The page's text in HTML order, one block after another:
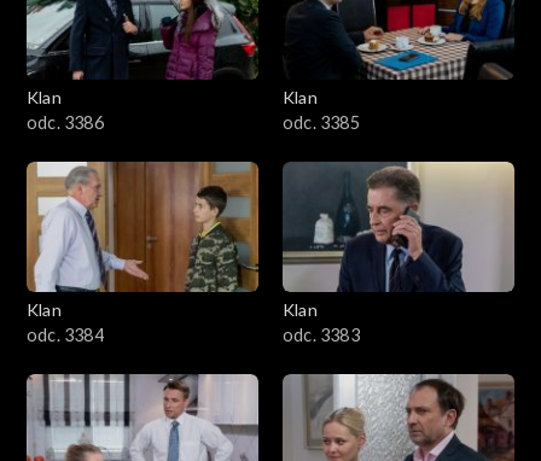
2101–2200
2001–2100
1901–2000
1801–1900
1701–1800
1601–1700
1501–1600
1401–1500
Klan
odc. 3386
Klan
odc. 3385
Klan
odc. 3384
Klan
odc. 3383